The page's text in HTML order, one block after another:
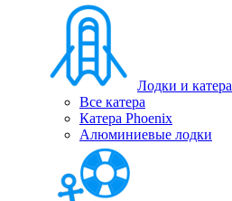
Лодки и катера
Все катера
Катера Phoenix
Алюминиевые лодки